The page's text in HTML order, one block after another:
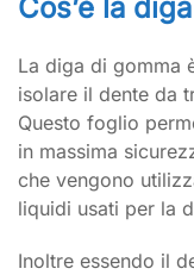
Cos’è la
La diga di gomma
isolare il dente da
Questo foglio
in massima
che vengono
liquidi usati per la
Inoltre essendo il